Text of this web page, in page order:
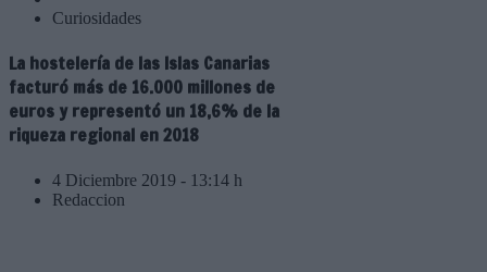
Curiosidades
La hostelería de las Islas Canarias
facturó más de 16.000 millones de
euros y representó un 18,6% de la
riqueza regional en 2018
4 Diciembre 2019 - 13:14 h
Redaccion